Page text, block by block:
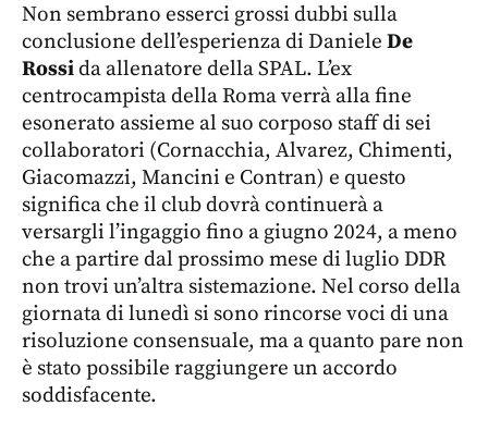
Non sembrano esserci grossi dubbi sulla
conclusione dell’esperienza di Daniele De
Rossida allenatore della SPAL. L’ex
centrocampista della Roma verrà alla fine
esonerato assieme al suo corposo staff di sei
collaboratori (Cornacchia, Alvarez, Chimenti,
Giacomazzi, Mancini e Contran) e questo
significa che il club dovrà continuerà a
versargli l’ingaggio fino a giugno 2024, a meno
che a partire dal prossimo mese di luglio DDR
non trovi un’altra sistemazione. Nel corso della
giornata di lunedì si sono rincorse voci di una
risoluzione consensuale, ma a quanto pare non
è stato possibile raggiungere un accordo
soddisfacente.